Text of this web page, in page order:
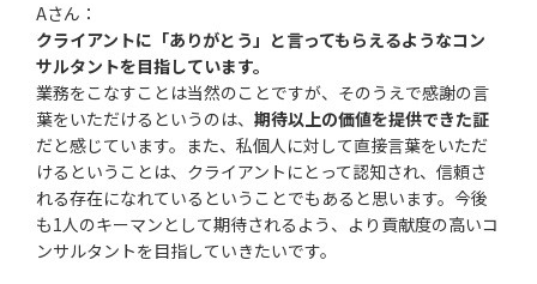
Aさん：
クライアントに「ありがとう」と言ってもらえるようなコン
サルタントを目指しています。
業務をこなすことは当然のことですが、そのうえで感謝の言
葉をいただけるというのは、 期待以上の価値を提供できた証
だと感じています。また、私個人に対して直接言葉をいただ
けるということは、クライアントにとって認知され、信頼さ
れる存在になれているということでもあると思います。今後
も1人のキーマンとして期待されるよう、より貢献度の高いコ
ンサルタントを目指していきたいです。